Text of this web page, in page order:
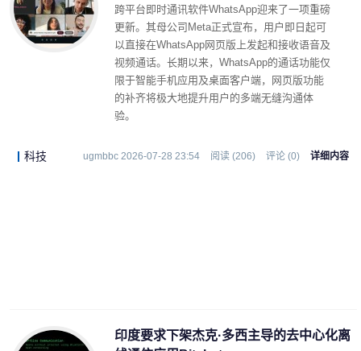
跨平台即时通讯软件WhatsApp迎来了一项重磅
更新。其母公司Meta正式宣布，用户即日起可
以直接在WhatsApp网页版上发起和接收语音及
视频通话。长期以来，WhatsApp的通话功能仅
限于智能手机应用及桌面客户端，网页版功能
的补齐将极大地提升用户的多端无缝沟通体
验。
科技 ugmbbc 2026-07-28 23:54 阅读 (206) 评论 (0) 详细内容
印度要求下架杰克·多西主导的去中心化离